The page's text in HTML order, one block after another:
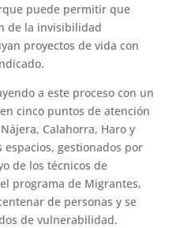
puede permitir que
de la invisibilidad
proyectos de vida con
a este proceso con un
cinco puntos de atención
Calahorra, Haro y
espacios, gestionados por
de los técnicos de
programa de Migrantes,
de personas y se
de vulnerabilidad.